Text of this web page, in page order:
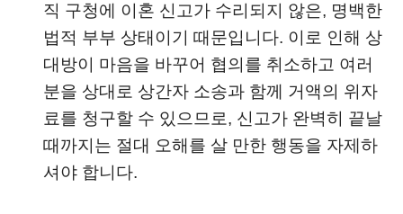
직 구청에 이혼 신고가 수리되지 않은, 명백한
법적 부부 상태이기 때문입니다. 이로 인해 상
대방이 마음을 바꾸어 협의를 취소하고 여러
분을 상대로 상간자 소송과 함께 거액의 위자
료를 청구할 수 있으므로, 신고가 완벽히 끝날
때까지는 절대 오해를 살 만한 행동을 자제하
셔야 합니다.